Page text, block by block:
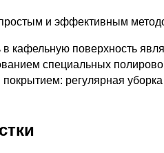
и эффективным
кафельную поверхность
специальных
регулярная